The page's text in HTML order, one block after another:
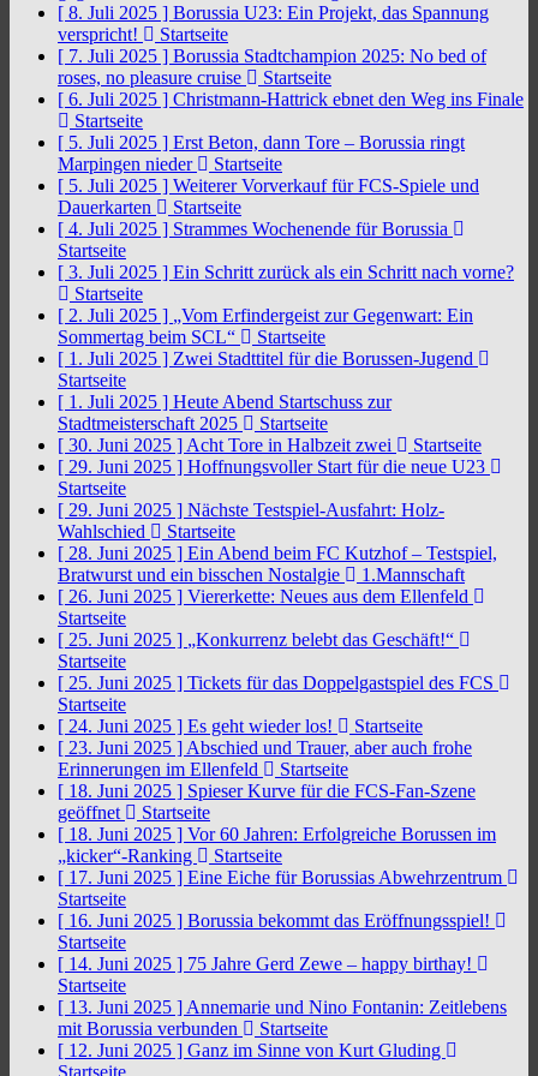
[ 8. Juli 2025 ] Borussia U23: Ein Projekt, das Spannung
verspricht!
Startseite
[ 7. Juli 2025 ] Borussia Stadtchampion 2025: No bed of
roses, no pleasure cruise
Startseite
[ 6. Juli 2025 ] Christmann-Hattrick ebnet den Weg ins Finale
Startseite
[ 5. Juli 2025 ] Erst Beton, dann Tore – Borussia ringt
Marpingen nieder
Startseite
[ 5. Juli 2025 ] Weiterer Vorverkauf für FCS-Spiele und
Dauerkarten
Startseite
[ 4. Juli 2025 ] Strammes Wochenende für Borussia
Startseite
[ 3. Juli 2025 ] Ein Schritt zurück als ein Schritt nach vorne?
Startseite
[ 2. Juli 2025 ] „Vom Erfindergeist zur Gegenwart: Ein
Sommertag beim SCL“
Startseite
[ 1. Juli 2025 ] Zwei Stadttitel für die Borussen-Jugend
Startseite
[ 1. Juli 2025 ] Heute Abend Startschuss zur
Stadtmeisterschaft 2025
Startseite
[ 30. Juni 2025 ] Acht Tore in Halbzeit zwei
Startseite
[ 29. Juni 2025 ] Hoffnungsvoller Start für die neue U23
Startseite
[ 29. Juni 2025 ] Nächste Testspiel-Ausfahrt: Holz-
Wahlschied
Startseite
[ 28. Juni 2025 ] Ein Abend beim FC Kutzhof – Testspiel,
Bratwurst und ein bisschen Nostalgie
1.Mannschaft
[ 26. Juni 2025 ] Viererkette: Neues aus dem Ellenfeld
Startseite
[ 25. Juni 2025 ] „Konkurrenz belebt das Geschäft!“
Startseite
[ 25. Juni 2025 ] Tickets für das Doppelgastspiel des FCS
Startseite
[ 24. Juni 2025 ] Es geht wieder los!
Startseite
[ 23. Juni 2025 ] Abschied und Trauer, aber auch frohe
Erinnerungen im Ellenfeld
Startseite
[ 18. Juni 2025 ] Spieser Kurve für die FCS-Fan-Szene
geöffnet
Startseite
[ 18. Juni 2025 ] Vor 60 Jahren: Erfolgreiche Borussen im
„kicker“-Ranking
Startseite
[ 17. Juni 2025 ] Eine Eiche für Borussias Abwehrzentrum
Startseite
[ 16. Juni 2025 ] Borussia bekommt das Eröffnungsspiel!
Startseite
[ 14. Juni 2025 ] 75 Jahre Gerd Zewe – happy birthay!
Startseite
[ 13. Juni 2025 ] Annemarie und Nino Fontanin: Zeitlebens
mit Borussia verbunden
Startseite
[ 12. Juni 2025 ] Ganz im Sinne von Kurt Gluding
Startseite